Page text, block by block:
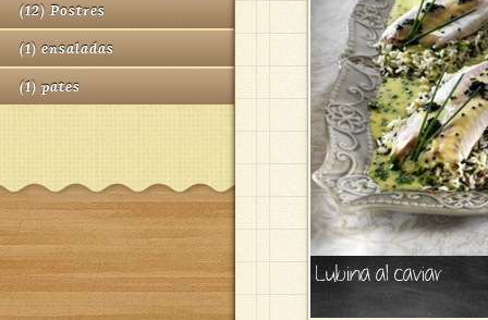
(12) Postres
(1) ensaladas
(1) pates
Lubina al caviar